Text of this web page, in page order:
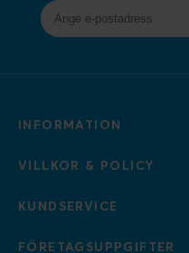
INFORMATION
VILLKOR & POLICY
KUNDSERVICE
FÖRETAGSUPPGIFTER